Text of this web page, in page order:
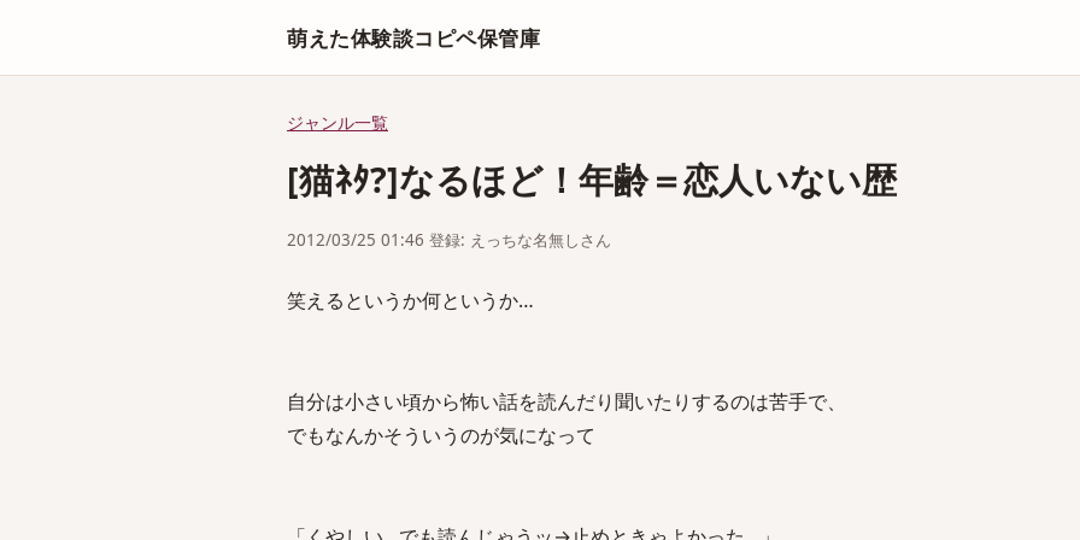
萌えた体験談コピペ保管庫
ジャンル一覧
[猫ﾈﾀ?]なるほど！年齢＝恋人いない歴
2012/03/25 01:46 登録: えっちな名無しさん
笑えるというか何というか…
自分は小さい頃から怖い話を読んだり聞いたりするのは苦手で、
でもなんかそういうのが気になって